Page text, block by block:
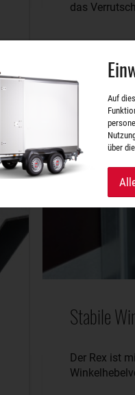
das
Stabile
Der Rex ist
Auf
über